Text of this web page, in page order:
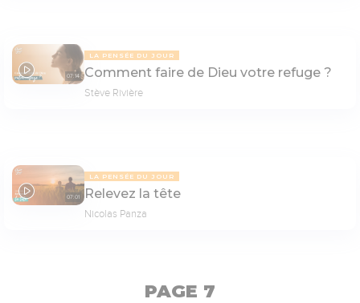
07:14
LA PENSÉE DU JOUR
Comment faire de Dieu votre refuge ?
Stève Rivière
07:01
LA PENSÉE DU JOUR
Relevez la tête
Nicolas Panza
PAGE 7